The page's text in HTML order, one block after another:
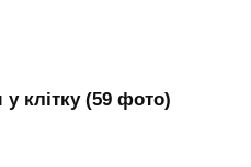
клітку (59 фото)